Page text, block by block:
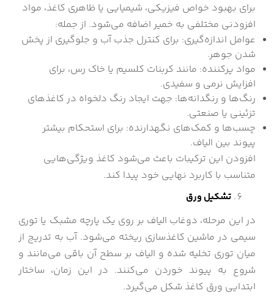
برای بهبود خواص فیزیکی، شیمیایی یا ظاهری کاغذ، مواد
افزودنی مختلفی به خمیر اضافه می‌شود. از جمله:
عوامل اندازه‌گیری: برای کنترل جذب آب و جلوگیری از پخش
شدن جوهر.
مواد پرکننده: مانند کربنات کلسیم یا خاک رس، برای
افزایش نرمی و سفیدی.
رنگ‌ها و رنگدانه‌ها: جهت ایجاد رنگ دلخواه در کاغذهای
تزئینی یا صنعتی.
چسب‌ها و کمک‌های نگهدارنده: برای استحکام بیشتر
پیوند بین الیاف.
افزودن این ترکیبات باعث می‌شود کاغذ ویژگی‌هایی
متناسب با کاربرد نهایی خود پیدا کند.
تشکیل ورق
در این مرحله، دوغاب الیاف بر روی یک پارچه مشبک یا توری
سیمی در ماشین کاغذسازی ریخته می‌شود. آب به تدریج از
میان توری تخلیه شده و الیاف بر سطح آن باقی می‌مانند و
شروع به پیوند خوردن می‌کنند. در این زمان، ساختار
ابتدایی ورق کاغذ شکل می‌گیرد.